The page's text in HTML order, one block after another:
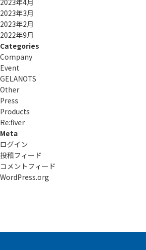
2023年4月
2023年3月
2023年2月
2022年9月
Categories
Company
Event
GELANOTS
Other
Press
Products
Re:ﬁver
Meta
ログイン
投稿フィード
コメントフィード
WordPress.org